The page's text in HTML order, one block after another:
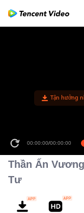
Tận hưởng
00:00:00/00:00:00
Thần Ấn
Tư